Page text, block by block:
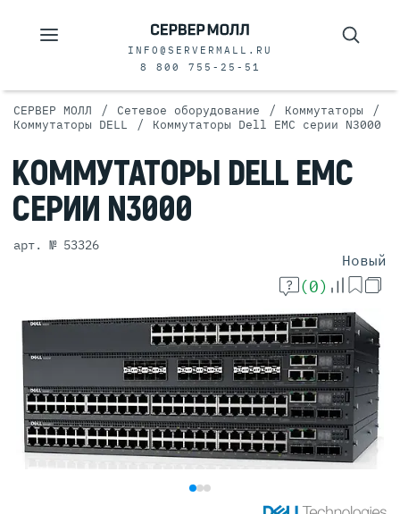
INFO@SERVERMALL.RU
8 800 755-25-51
СЕРВЕР МОЛЛ / Сетевое оборудование / Коммутаторы /
Коммутаторы DELL / Коммутаторы Dell EMC серии N3000
КОММУТАТОРЫ DELL EMC
СЕРИИ N3000
арт. № 53326
Новый
(0)